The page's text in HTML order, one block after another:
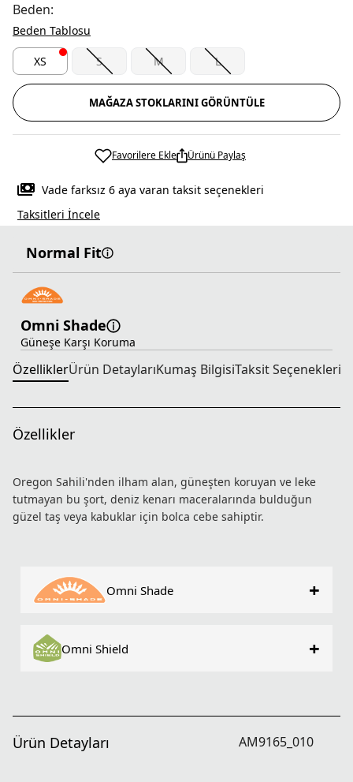
Beden:
Beden Tablosu
XS S M L
MAĞAZA STOKLARINI GÖRÜNTÜLE
Favorilere Ekle Ürünü Paylaş
Vade farksız 6 aya varan taksit seçenekleri
Taksitleri İncele
Normal Fit
Omni Shade
Güneşe Karşı Koruma
ÖzelliklerÜrün DetaylarıKumaş BilgisiTaksit Seçenekleri
Özellikler
Oregon Sahili'nden ilham alan, güneşten koruyan ve leke
tutmayan bu şort, deniz kenarı maceralarında bulduğun
güzel taş veya kabuklar için bolca cebe sahiptir.
Omni Shade +
Omni Shield +
Ürün Detayları AM9165_010